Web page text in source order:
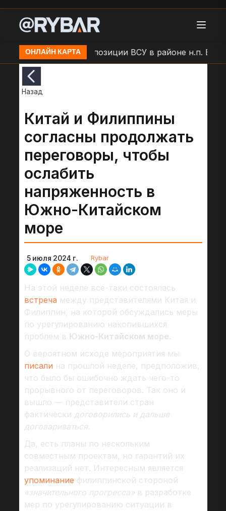
ОНЛАЙН КАРТА
Удар БЛА по позиции ВСУ в районе н.п.
Назад
Китай и Филиппины
согласны продолжать
переговоры, чтобы
ослабить
напряженность в
Южно-Китайском
море
5 июля 2024 г. Rybar
На этой неделе все-таки состоялась
встреча между представителями Китая и
Филиппин, на которой обсуждались меры
по урегулированию накопившихся
проблем в Южно-Китайском море.
О вероятном исходе мероприятия мы
писали на прошлой неделе, предположив,
что было бы ошибочно ждать чего-то
прорывного от переговоров. Так оно и
вышло — представители стран
фактически договорились и дальше
договариваться.
Да, есть планы по нескольким
совместным проектам, но гарантий их
реализаций нет. Интересным является
упоминание филиппинской стороной
«значительного прогресса» в разработке
мер по урегулированию ситуации в